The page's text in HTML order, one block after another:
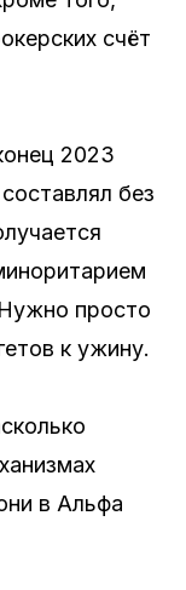
счёт
2023
без
просто
к ужину.
в Альфа